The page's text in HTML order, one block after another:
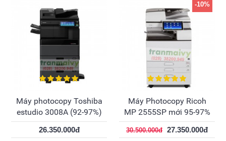
Máy photocopy Toshiba
estudio 3008A (92-97%)
26.350.000đ
-10%
Máy Photocopy Ricoh
MP 2555SP mới 95-97%
30.500.000đ 27.350.000đ